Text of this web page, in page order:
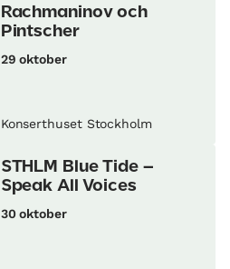
Rachmaninov och
Pintscher
29 oktober
Konserthuset Stockholm
STHLM Blue Tide –
Speak All Voices
30 oktober